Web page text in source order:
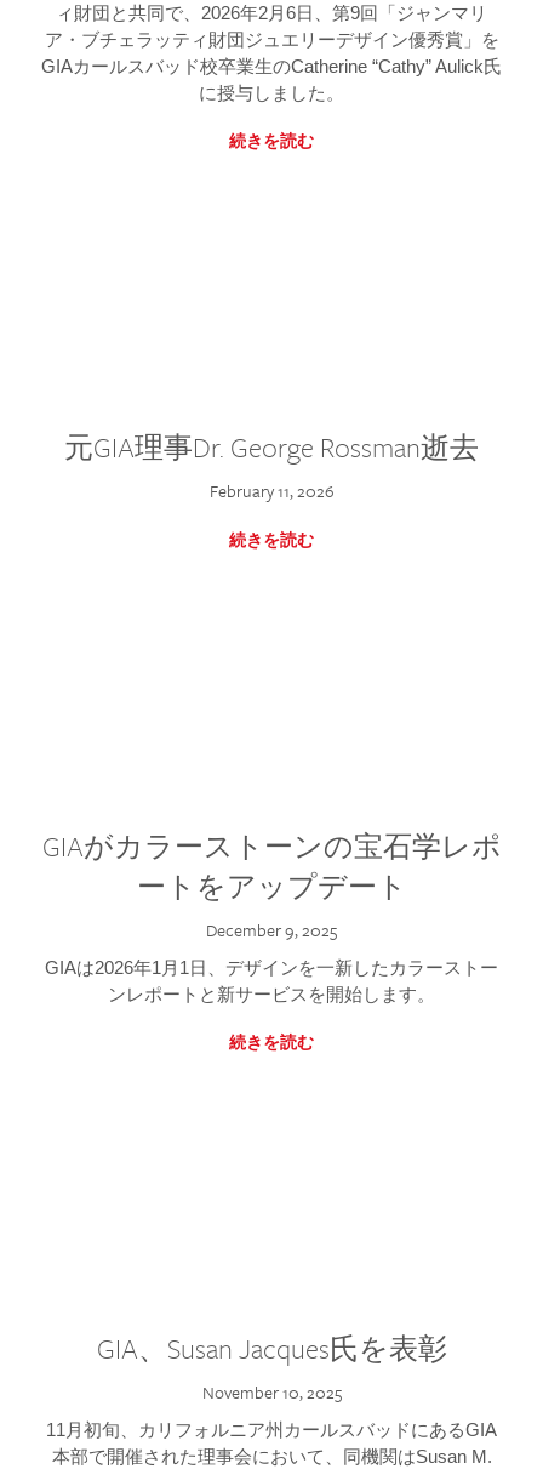
ィ財団と共同で、2026年2月6日、第9回「ジャンマリ
ア・ブチェラッティ財団ジュエリーデザイン優秀賞」を
GIAカールスバッド校卒業生のCatherine “Cathy” Aulick氏
に授与しました。
続きを読む
元GIA理事Dr. George Rossman逝去
February 11, 2026
続きを読む
GIAがカラーストーンの宝石学レポ
ートをアップデート
December 9, 2025
GIAは2026年1月1日、デザインを一新したカラーストー
ンレポートと新サービスを開始します。
続きを読む
GIA、Susan Jacques氏を表彰
November 10, 2025
11月初旬、カリフォルニア州カールスバッドにあるGIA
本部で開催された理事会において、同機関はSusan M.